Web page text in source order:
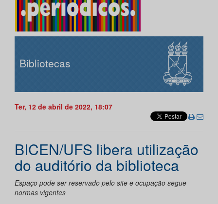
Bibliotecas
Ter, 12 de abril de 2022, 18:07
BICEN/UFS libera utilização
do auditório da biblioteca
Espaço pode ser reservado pelo site e ocupação segue
normas vigentes